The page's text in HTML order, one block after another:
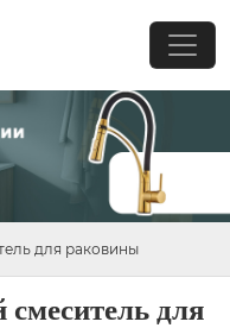
для раковины
для